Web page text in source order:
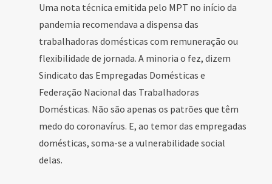
Uma nota técnica emitida pelo MPT no início da
pandemia recomendava a dispensa das
trabalhadoras domésticas com remuneração ou
flexibilidade de jornada. A minoria o fez, dizem
Sindicato das Empregadas Domésticas e
Federação Nacional das Trabalhadoras
Domésticas. Não são apenas os patrões que têm
medo do coronavírus. E, ao temor das empregadas
domésticas, soma-se a vulnerabilidade social
delas.